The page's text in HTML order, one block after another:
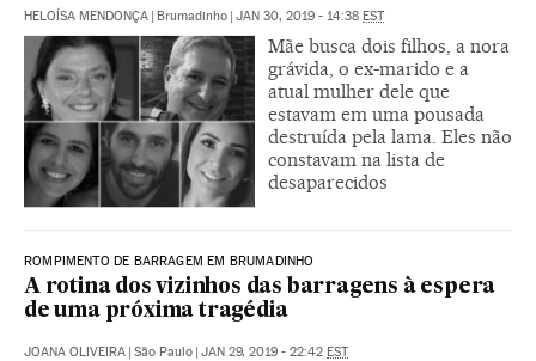
HELOÍSA MENDONÇA | Brumadinho | JAN 30, 2019 - 14:38 EST
Mãe busca dois filhos, a nora
grávida, o ex-marido e a
atual mulher dele que
estavam em uma pousada
destruída pela lama. Eles não
constavam na lista de
desaparecidos
ROMPIMENTO DE BARRAGEM EM BRUMADINHO
A rotina dos vizinhos das barragens à espera
de uma próxima tragédia
JOANA OLIVEIRA | São Paulo | JAN 29, 2019 - 22:42 EST